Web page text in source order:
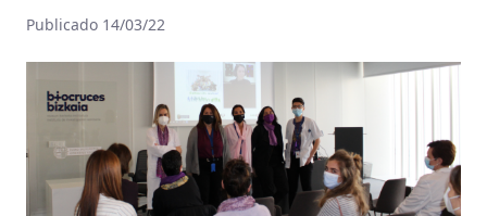
Publicado 14/03/22